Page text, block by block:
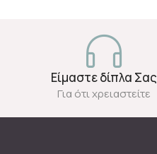
Είμαστε δίπλα Σας
Για ότι χρειαστείτε